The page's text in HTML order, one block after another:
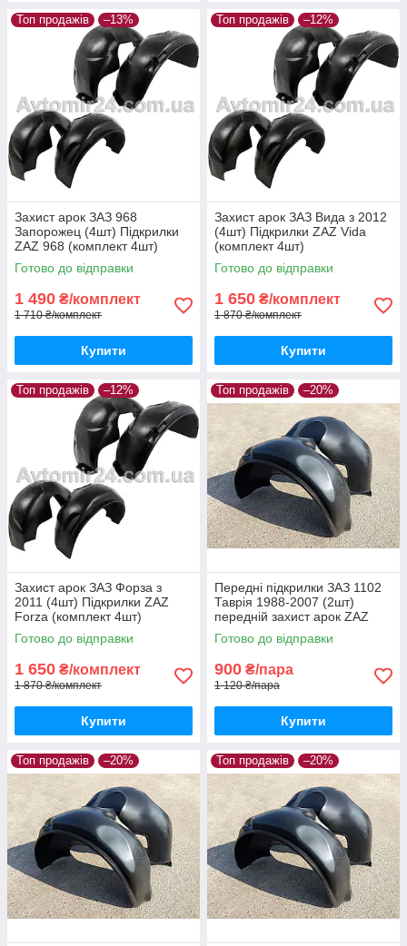
Топ продажів –13%
Захист арок ЗАЗ 968
Запорожец (4шт) Підкрилки
ZAZ 968 (комплект 4шт)
Готово до відправки
1 490 ₴/комплект
1 710 ₴/комплект
Купити
Топ продажів –12%
Захист арок ЗАЗ Вида з 2012
(4шт) Підкрилки ZAZ Vida
(комплект 4шт)
Готово до відправки
1 650 ₴/комплект
1 870 ₴/комплект
Купити
Топ продажів –12%
Захист арок ЗАЗ Форза з
2011 (4шт) Підкрилки ZAZ
Forza (комплект 4шт)
Готово до відправки
1 650 ₴/комплект
1 870 ₴/комплект
Купити
Топ продажів –20%
Передні підкрилки ЗАЗ 1102
Таврія 1988-2007 (2шт)
передній захист арок ZAZ
Tavria 1102 пара передніх
Готово до відправки
900 ₴/пара
1 120 ₴/пара
Купити
Топ продажів –20% Топ продажів –20%